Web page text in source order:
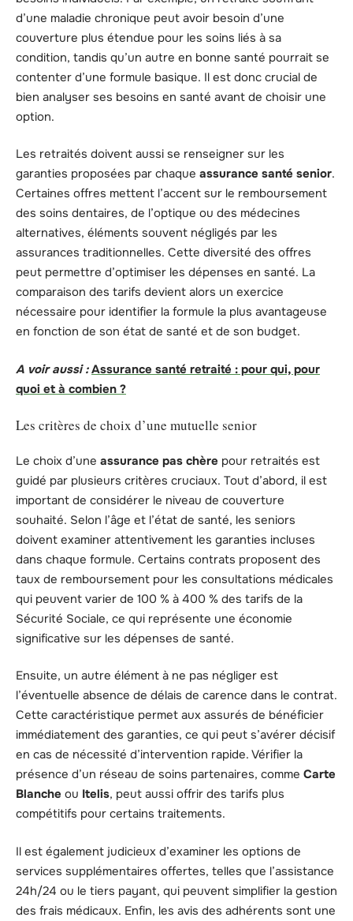
d’une maladie chronique peut avoir besoin d’une
couverture plus étendue pour les soins liés à sa
condition, tandis qu’un autre en bonne santé pourrait se
contenter d’une formule basique. Il est donc crucial de
bien analyser ses besoins en santé avant de choisir une
option.
Les retraités doivent aussi se renseigner sur les
garanties proposées par chaque assurance santé senior.
Certaines offres mettent l’accent sur le remboursement
des soins dentaires, de l’optique ou des médecines
alternatives, éléments souvent négligés par les
assurances traditionnelles. Cette diversité des offres
peut permettre d’optimiser les dépenses en santé. La
comparaison des tarifs devient alors un exercice
nécessaire pour identifier la formule la plus avantageuse
en fonction de son état de santé et de son budget.
A voir aussi : Assurance santé retraité : pour qui, pour
quoi et à combien ?
Les critères de choix d’une mutuelle senior
Le choix d’une assurance pas chère pour retraités est
guidé par plusieurs critères cruciaux. Tout d’abord, il est
important de considérer le niveau de couverture
souhaité. Selon l’âge et l’état de santé, les seniors
doivent examiner attentivement les garanties incluses
dans chaque formule. Certains contrats proposent des
taux de remboursement pour les consultations médicales
qui peuvent varier de 100 % à 400 % des tarifs de la
Sécurité Sociale, ce qui représente une économie
significative sur les dépenses de santé.
Ensuite, un autre élément à ne pas négliger est
l’éventuelle absence de délais de carence dans le contrat.
Cette caractéristique permet aux assurés de bénéficier
immédiatement des garanties, ce qui peut s’avérer décisif
en cas de nécessité d’intervention rapide. Vérifier la
présence d’un réseau de soins partenaires, comme Carte
Blanche ou Itelis, peut aussi offrir des tarifs plus
compétitifs pour certains traitements.
Il est également judicieux d’examiner les options de
services supplémentaires offertes, telles que l’assistance
24h/24 ou le tiers payant, qui peuvent simplifier la gestion
des frais médicaux. Enfin, les avis des adhérents sont une